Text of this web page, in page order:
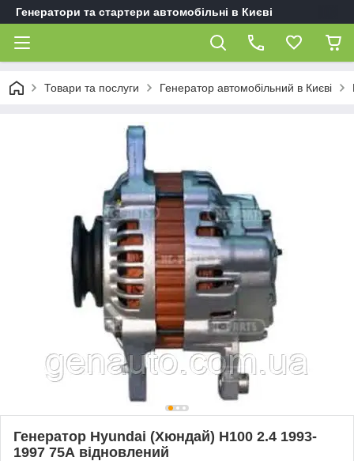
Генератори та стартери автомобільні в Києві
Товари та послуги Генератор автомобільний в Києві
Генератор Hyundai (Хюндай) H100 2.4 1993-
1997 75А відновлений